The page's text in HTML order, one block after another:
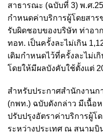
สาธารณะ (ฉบับที่ 3) พ.ศ
กำหนดค่าบริการผู้โดยสา
รับผิดชอบของบริษัท ท่าอา
ทอท. เป็นครั้งละไม่เกิน
เดิมกำหนดไว้ที่ครั้งละไม่เ
โดยให้มีผลบังคับใช้ตั้งแต่
สำหรับประกาศสำนักงานก
(กพท.) ฉบับดังกล่าว มีเนื้อ
ปรับปรุงอัตราค่าบริการผู้โ
ระหว่างประเทศ ณ สนาม